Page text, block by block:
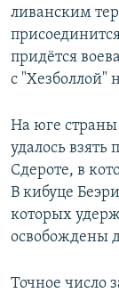
ливанским
придётся
с "Хезболлой"
На юге страны
удалось взять
Сдероте, в
В кибуце
которых
освобождены
Точное число